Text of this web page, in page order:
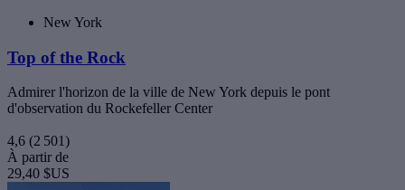
New York
Top of the Rock
Admirer l'horizon de la ville de New York depuis le pont
d'observation du Rockefeller Center
4,6 (2 501)
À partir de
29,40 $US